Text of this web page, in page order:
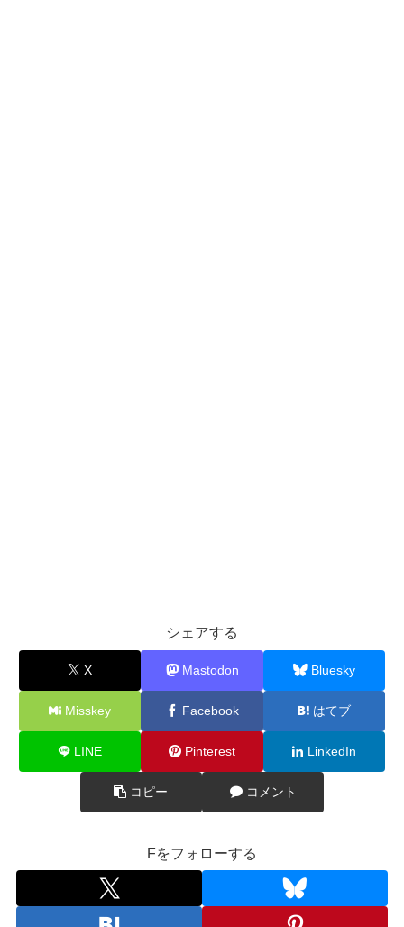
シェアする
X Mastodon Bluesky
Misskey Facebook はてブ
LINE Pinterest LinkedIn
コピー コメント
Fをフォローする